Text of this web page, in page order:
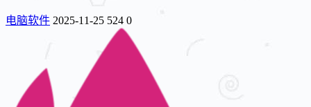
电脑软件 2025-11-25 524 0